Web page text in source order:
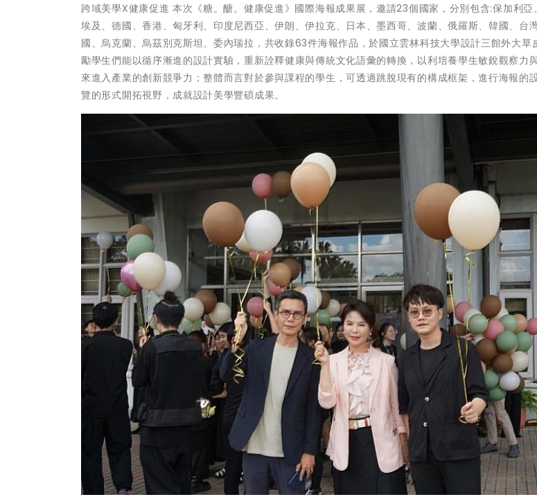
跨域美學X健康促進 本次《糖。醣。健康促進》國際海報成果展，邀請23個國家，分別包含:保加利亞
埃及、德國、香港、匈牙利、印度尼西亞、伊朗、伊拉克、日本、墨西哥、波蘭、俄羅斯、韓國、台
國、烏克蘭、烏茲別克斯坦、委內瑞拉，共收錄63件海報作品，於國立雲林科技大學設計三館外大草
勵學生們能以循序漸進的設計實驗，重新詮釋健康與傳統文化語彙的轉換，以利培養學生敏銳觀察力
來進入產業的創新競爭力；整體而言對於參與課程的學生，可透過跳脫現有的構成框架，進行海報的
覽的形式開拓視野，成就設計美學豐碩成果。